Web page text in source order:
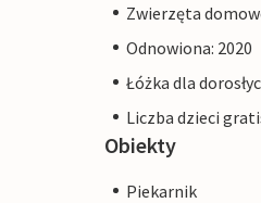
Zwierzęta
Odnowiona: 2020
Łóżka dla
Liczba dzieci
Obiekty
Piekarnik